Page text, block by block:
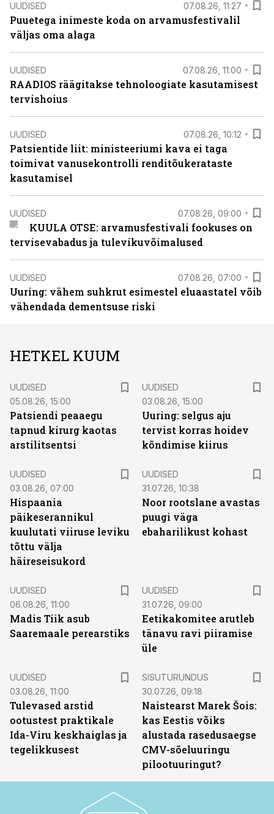
UUDISED 07.08.26, 11:27
Puuetega inimeste koda on arvamusfestivalil
väljas oma alaga
UUDISED 07.08.26, 11:00
RAADIOS räägitakse tehnoloogiate kasutamisest
tervishoius
UUDISED 07.08.26, 10:12
Patsientide liit: ministeeriumi kava ei taga
toimivat vanusekontrolli renditõukerataste
kasutamisel
UUDISED 07.08.26, 09:00
KUULA OTSE: arvamusfestivali fookuses on
tervisevabadus ja tulevikuvõimalused
UUDISED 07.08.26, 07:00
Uuring: vähem suhkrut esimestel eluaastatel võib
vähendada dementsuse riski
HETKEL KUUM
UUDISED
05.08.26, 15:00
Patsiendi peaaegu
tapnud kirurg kaotas
arstilitsentsi
UUDISED
03.08.26, 15:00
Uuring: selgus aju
tervist korras hoidev
kõndimise kiirus
UUDISED
03.08.26, 07:00
Hispaania
päikeserannikul
kuulutati viiruse leviku
tõttu välja
häireseisukord
UUDISED
31.07.26, 10:38
Noor rootslane avastas
puugi väga
ebaharilikust kohast
UUDISED
06.08.26, 11:00
Madis Tiik asub
Saaremaale perearstiks
UUDISED
31.07.26, 09:00
Eetikakomitee arutleb
tänavu ravi piiramise
üle
UUDISED
03.08.26, 11:00
Tulevased arstid
ootustest praktikale
Ida-Viru keskhaiglas ja
tegelikkusest
SISUTURUNDUS
30.07.26, 09:18
Naistearst Marek Šois:
kas Eestis võiks
alustada rasedusaegse
CMV-sõeluuringu
pilootuuringut?